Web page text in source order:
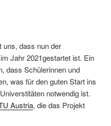
uns, dass nun der
im Jahr 2021gestartet ist. Ein
dass Schülerinnen und
was für den guten Start ins
notwendig ist.
Austria, die das Projekt